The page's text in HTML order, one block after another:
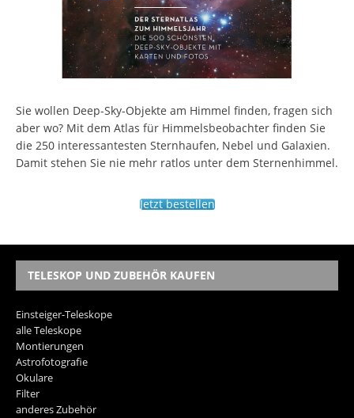
Sie wollen Deep-Sky-Objekte am Himmel finden, fragen sich
aber wo? Mit dem Atlas für Himmelsbeobachter finden Sie
die 250 interessantesten Sternhaufen, Nebel und Galaxien.
Damit stehen Sie nie mehr ratlos unter dem Sternenhimmel.
Jetzt bestellen
TELESKOP UND ZUBEHÖR KAUFEN
Einsteiger-Teleskope
alle Teleskope
Montierungen
Astrofotografie
Okulare
Filter
anderes Zubehör